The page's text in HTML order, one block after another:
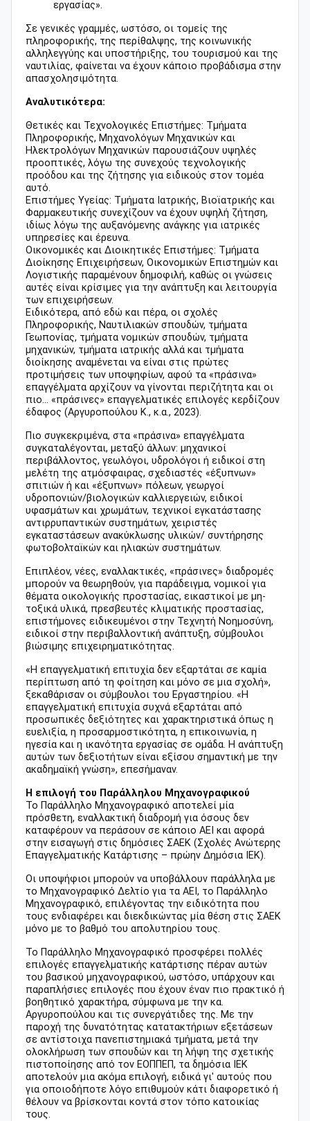
εργασίας».
Σε γενικές γραμμές, ωστόσο, οι τομείς της
πληροφορικής, της περίθαλψης, της κοινωνικής
αλληλεγγύης και υποστήριξης, του τουρισμού και της
ναυτιλίας, φαίνεται να έχουν κάποιο προβάδισμα στην
απασχολησιμότητα.
Αναλυτικότερα:
Θετικές και Τεχνολογικές Επιστήμες: Τμήματα
Πληροφορικής, Μηχανολόγων Μηχανικών και
Ηλεκτρολόγων Μηχανικών παρουσιάζουν υψηλές
προοπτικές, λόγω της συνεχούς τεχνολογικής
προόδου και της ζήτησης για ειδικούς στον τομέα
αυτό.
Επιστήμες Υγείας: Τμήματα Ιατρικής, Βιοϊατρικής και
Φαρμακευτικής συνεχίζουν να έχουν υψηλή ζήτηση,
ιδίως λόγω της αυξανόμενης ανάγκης για ιατρικές
υπηρεσίες και έρευνα.
Οικονομικές και Διοικητικές Επιστήμες: Τμήματα
Διοίκησης Επιχειρήσεων, Οικονομικών Επιστημών και
Λογιστικής παραμένουν δημοφιλή, καθώς οι γνώσεις
αυτές είναι κρίσιμες για την ανάπτυξη και λειτουργία
των επιχειρήσεων.
Ειδικότερα, από εδώ και πέρα, οι σχολές
Πληροφορικής, Ναυτιλιακών σπουδών, τμήματα
Γεωπονίας, τμήματα νομικών σπουδών, τμήματα
μηχανικών, τμήματα ιατρικής αλλά και τμήματα
διοίκησης αναμένεται να είναι στις πρώτες
προτιμήσεις των υποψηφίων, αφού τα «πράσινα»
επαγγέλματα αρχίζουν να γίνονται περιζήτητα και οι
πιο... «πράσινες» επαγγελματικές επιλογές κερδίζουν
έδαφος (Αργυροπούλου Κ., κ.α., 2023).
Πιο συγκεκριμένα, στα «πράσινα» επαγγέλματα
συγκαταλέγονται, μεταξύ άλλων: μηχανικοί
περιβάλλοντος, γεωλόγοι, υδρολόγοι ή ειδικοί στη
μελέτη της ατμόσφαιρας, σχεδιαστές «έξυπνων»
σπιτιών ή και «έξυπνων» πόλεων, γεωργοί
υδροπονιών/βιολογικών καλλιεργειών, ειδικοί
υφασμάτων και χρωμάτων, τεχνικοί εγκατάστασης
αντιρρυπαντικών συστημάτων, χειριστές
εγκαταστάσεων ανακύκλωσης υλικών/ συντήρησης
φωτοβολταϊκών και ηλιακών συστημάτων.
Επιπλέον, νέες, εναλλακτικές, «πράσινες» διαδρομές
μπορούν να θεωρηθούν, για παράδειγμα, νομικοί για
θέματα οικολογικής προστασίας, εικαστικοί με μη-
τοξικά υλικά, πρεσβευτές κλιματικής προστασίας,
επιστήμονες ειδικευμένοι στην Τεχνητή Νοημοσύνη,
ειδικοί στην περιβαλλοντική ανάπτυξη, σύμβουλοι
βιώσιμης επιχειρηματικότητας.
«Η επαγγελματική επιτυχία δεν εξαρτάται σε καμία
περίπτωση από τη φοίτηση και μόνο σε μια σχολή»,
ξεκαθάρισαν οι σύμβουλοι του Εργαστηρίου. «Η
επαγγελματική επιτυχία συχνά εξαρτάται από
προσωπικές δεξιότητες και χαρακτηριστικά όπως η
ευελιξία, η προσαρμοστικότητα, η επικοινωνία, η
ηγεσία και η ικανότητα εργασίας σε ομάδα. Η ανάπτυξη
αυτών των δεξιοτήτων είναι εξίσου σημαντική με την
ακαδημαϊκή γνώση», επεσήμαναν.
Η επιλογή του Παράλληλου Μηχανογραφικού
Το Παράλληλο Μηχανογραφικό αποτελεί μία
πρόσθετη, εναλλακτική διαδρομή για όσους δεν
καταφέρουν να περάσουν σε κάποιο ΑΕΙ και αφορά
στην εισαγωγή στις δημόσιες ΣΑΕΚ (Σχολές Ανώτερης
Επαγγελματικής Κατάρτισης – πρώην Δημόσια ΙΕΚ).
Οι υποψήφιοι μπορούν να υποβάλλουν παράλληλα με
το Μηχανογραφικό Δελτίο για τα ΑΕΙ, το Παράλληλο
Μηχανογραφικό, επιλέγοντας την ειδικότητα που
τους ενδιαφέρει και διεκδικώντας μία θέση στις ΣΑΕΚ
μόνο με το βαθμό του απολυτηρίου τους.
Το Παράλληλο Μηχανογραφικό προσφέρει πολλές
επιλογές επαγγελματικής κατάρτισης πέραν αυτών
του βασικού μηχανογραφικού, ωστόσο, υπάρχουν και
παραπλήσιες επιλογές που έχουν έναν πιο πρακτικό ή
βοηθητικό χαρακτήρα, σύμφωνα με την κα.
Αργυροπούλου και τις συνεργάτιδες της. Με την
παροχή της δυνατότητας κατατακτήριων εξετάσεων
σε αντίστοιχα πανεπιστημιακά τμήματα, μετά την
ολοκλήρωση των σπουδών και τη λήψη της σχετικής
πιστοποίησης από τον ΕΟΠΠΕΠ, τα δημόσια ΙΕΚ
αποτελούν μια ακόμα επιλογή, ειδικά γι' αυτούς που
για οποιοδήποτε λόγο επιθυμούν κάτι διαφορετικό ή
θέλουν να βρίσκονται κοντά στον τόπο κατοικίας
τους.